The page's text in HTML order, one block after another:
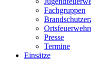
Fachgruppen
Presse
Termine
Einsätze